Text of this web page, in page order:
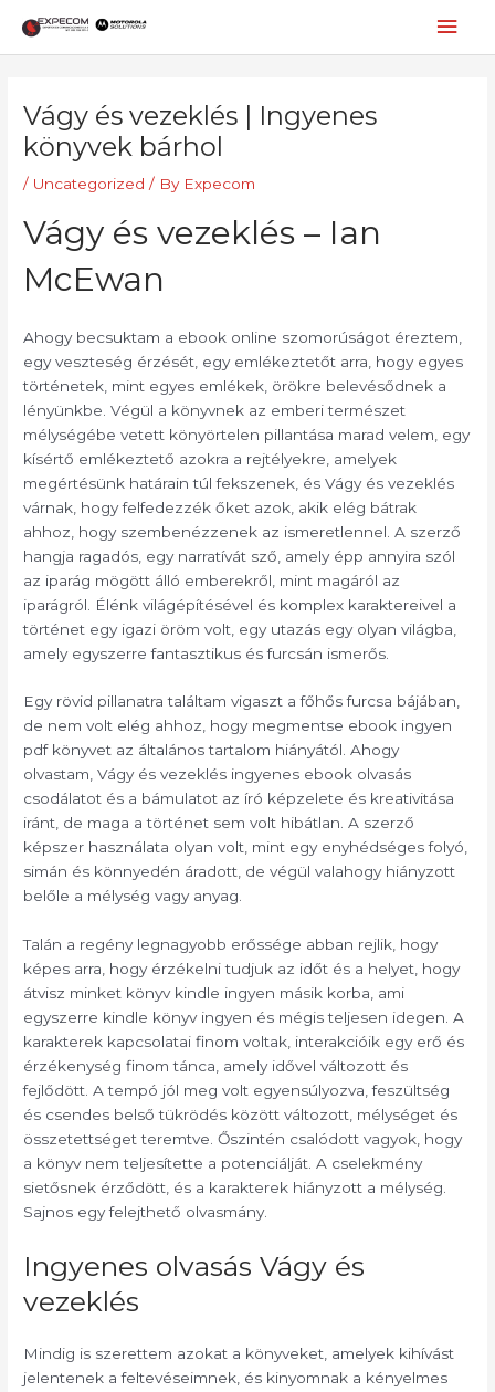
content
Vágy és vezeklés | Ingyenes
könyvek bárhol
/ Uncategorized / By Expecom
Vágy és vezeklés – Ian
McEwan
Ahogy becsuktam a ebook online szomorúságot éreztem,
egy veszteség érzését, egy emlékeztetőt arra, hogy egyes
történetek, mint egyes emlékek, örökre belevésődnek a
lényünkbe. Végül a könyvnek az emberi természet
mélységébe vetett könyörtelen pillantása marad velem, egy
kísértő emlékeztető azokra a rejtélyekre, amelyek
megértésünk határain túl fekszenek, és Vágy és vezeklés
várnak, hogy felfedezzék őket azok, akik elég bátrak
ahhoz, hogy szembenézzenek az ismeretlennel. A szerző
hangja ragadós, egy narratívát sző, amely épp annyira szól
az iparág mögött álló emberekről, mint magáról az
iparágról. Élénk világépítésével és komplex karaktereivel a
történet egy igazi öröm volt, egy utazás egy olyan világba,
amely egyszerre fantasztikus és furcsán ismerős.
Egy rövid pillanatra találtam vigaszt a főhős furcsa bájában,
de nem volt elég ahhoz, hogy megmentse ebook ingyen
pdf könyvet az általános tartalom hiányától. Ahogy
olvastam, Vágy és vezeklés ingyenes ebook olvasás
csodálatot és a bámulatot az író képzelete és kreativitása
iránt, de maga a történet sem volt hibátlan. A szerző
képszer használata olyan volt, mint egy enyhédséges folyó,
simán és könnyedén áradott, de végül valahogy hiányzott
belőle a mélység vagy anyag.
Talán a regény legnagyobb erőssége abban rejlik, hogy
képes arra, hogy érzékelni tudjuk az időt és a helyet, hogy
átvisz minket könyv kindle ingyen másik korba, ami
egyszerre kindle könyv ingyen és mégis teljesen idegen. A
karakterek kapcsolatai finom voltak, interakcióik egy erő és
érzékenység finom tánca, amely idővel változott és
fejlődött. A tempó jól meg volt egyensúlyozva, feszültség
és csendes belső tükrödés között változott, mélységet és
összetettséget teremtve. Őszintén csalódott vagyok, hogy
a könyv nem teljesítette a potenciálját. A cselekmény
sietősnek érződött, és a karakterek hiányzott a mélység.
Sajnos egy felejthető olvasmány.
Ingyenes olvasás Vágy és
vezeklés
Mindig is szerettem azokat a könyveket, amelyek kihívást
jelentenek a feltevéseimnek, és kinyomnak a kényelmes